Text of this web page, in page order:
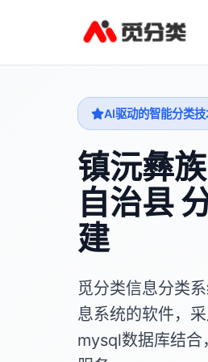
AI驱动的智能分类技
镇沅彝
自治县
建
觅分类信息分类
息系统的软件，
mysql数据库结合